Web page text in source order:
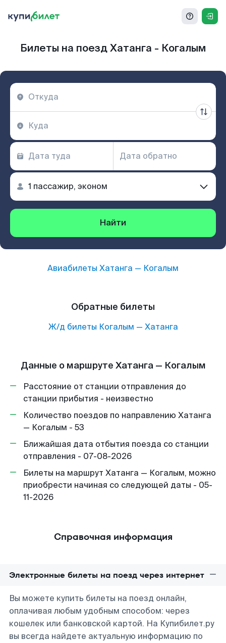
Билеты на поезд Хатанга - Когалым
Найти
Авиабилеты Хатанга — Когалым
Обратные билеты
Ж/д билеты Когалым — Хатанга
Данные о маршруте Хатанга — Когалым
Расстояние от станции отправления до
станции прибытия - неизвестно
Количество поездов по направлению Хатанга
— Когалым - 53
Ближайшая дата отбытия поезда со станции
отправления - 07-08-2026
Билеты на маршрут Хатанга — Когалым, можно
приобрести начиная со следующей даты - 05-
11-2026
Справочная информация
Электронные билеты на поезд через интернет
Вы можете купить билеты на поезд онлайн,
оплачивая любым удобным способом: через
кошелек или банковской картой. На Купибилет.ру
вы всегда найдете актуальную информацию по